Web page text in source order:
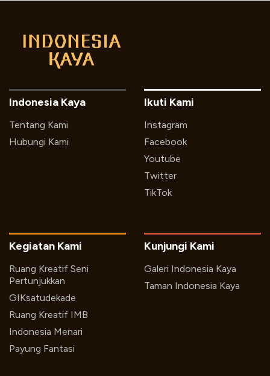
Indonesia Kaya
Tentang Kami
Hubungi Kami
Ikuti Kami
Instagram
Facebook
Youtube
Twitter
TikTok
Kegiatan Kami
Ruang Kreatif Seni
Pertunjukkan
GIKsatudekade
Ruang Kreatif IMB
Indonesia Menari
Payung Fantasi
Kunjungi Kami
Galeri Indonesia Kaya
Taman Indonesia Kaya